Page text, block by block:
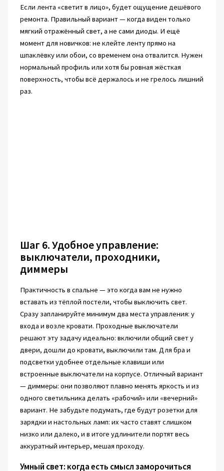
Если лента «светит в лицо», будет ощущение дешёвого
ремонта. Правильный вариант — когда виден только
мягкий отражённый свет, а не сами диоды. И ещё
момент для новичков: не клейте ленту прямо на
шпаклёвку или обои, со временем она отвалится. Нужен
нормальный профиль или хотя бы ровная жёсткая
поверхность, чтобы всё держалось и не грелось лишний
раз.
Шаг 6. Удобное управление:
выключатели, проходники,
диммеры
Практичность в спальне — это когда вам не нужно
вставать из тёплой постели, чтобы выключить свет.
Сразу запланируйте минимум два места управления: у
входа и возле кровати. Проходные выключатели
решают эту задачу идеально: включили общий свет у
двери, дошли до кровати, выключили там. Для бра и
подсветки удобнее отдельные клавиши или
встроенные выключатели на корпусе. Отличный вариант
— диммеры: они позволяют плавно менять яркость и из
одного светильника делать «рабочий» или «вечерний»
вариант. Не забудьте подумать, где будут розетки для
зарядки и настольных ламп: их часто ставят слишком
низко или далеко, и в итоге удлинители портят весь
аккуратный интерьер, мешая проходу.
Умный свет: когда есть смысл заморочиться